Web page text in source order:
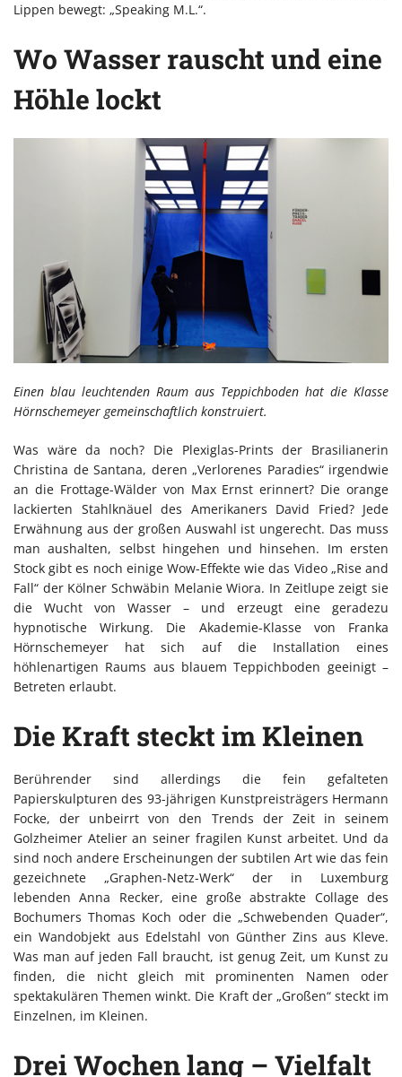
Lippen bewegt: „Speaking M.L.“.
Wo Wasser rauscht und eine
Höhle lockt
Einen blau leuchtenden Raum aus Teppichboden hat die Klasse
Hörnschemeyer gemeinschaftlich konstruiert.
Was wäre da noch? Die Plexiglas-Prints der Brasilianerin
Christina de Santana, deren „Verlorenes Paradies“ irgendwie
an die Frottage-Wälder von Max Ernst erinnert? Die orange
lackierten Stahlknäuel des Amerikaners David Fried? Jede
Erwähnung aus der großen Auswahl ist ungerecht. Das muss
man aushalten, selbst hingehen und hinsehen. Im ersten
Stock gibt es noch einige Wow-Effekte wie das Video „Rise and
Fall“ der Kölner Schwäbin Melanie Wiora. In Zeitlupe zeigt sie
die Wucht von Wasser – und erzeugt eine geradezu
hypnotische Wirkung. Die Akademie-Klasse von Franka
Hörnschemeyer hat sich auf die Installation eines
höhlenartigen Raums aus blauem Teppichboden geeinigt –
Betreten erlaubt.
Die Kraft steckt im Kleinen
Berührender sind allerdings die fein gefalteten
Papierskulpturen des 93-jährigen Kunstpreisträgers Hermann
Focke, der unbeirrt von den Trends der Zeit in seinem
Golzheimer Atelier an seiner fragilen Kunst arbeitet. Und da
sind noch andere Erscheinungen der subtilen Art wie das fein
gezeichnete „Graphen-Netz-Werk“ der in Luxemburg
lebenden Anna Recker, eine große abstrakte Collage des
Bochumers Thomas Koch oder die „Schwebenden Quader“,
ein Wandobjekt aus Edelstahl von Günther Zins aus Kleve.
Was man auf jeden Fall braucht, ist genug Zeit, um Kunst zu
finden, die nicht gleich mit prominenten Namen oder
spektakulären Themen winkt. Die Kraft der „Großen“ steckt im
Einzelnen, im Kleinen.
Drei Wochen lang – Vielfalt